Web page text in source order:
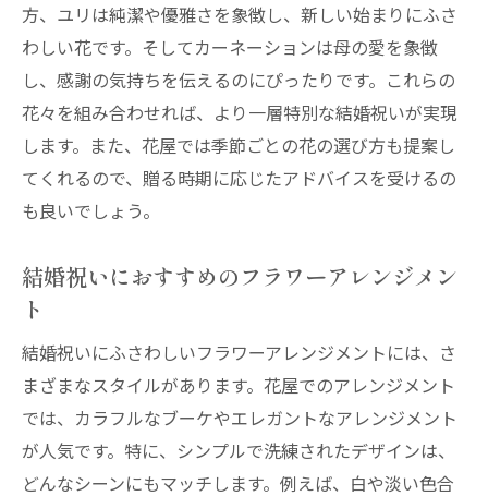
方、ユリは純潔や優雅さを象徴し、新しい始まりにふさ
わしい花です。そしてカーネーションは母の愛を象徴
し、感謝の気持ちを伝えるのにぴったりです。これらの
花々を組み合わせれば、より一層特別な結婚祝いが実現
します。また、花屋では季節ごとの花の選び方も提案し
てくれるので、贈る時期に応じたアドバイスを受けるの
も良いでしょう。
結婚祝いにおすすめのフラワーアレンジメン
ト
結婚祝いにふさわしいフラワーアレンジメントには、さ
まざまなスタイルがあります。花屋でのアレンジメント
では、カラフルなブーケやエレガントなアレンジメント
が人気です。特に、シンプルで洗練されたデザインは、
どんなシーンにもマッチします。例えば、白や淡い色合